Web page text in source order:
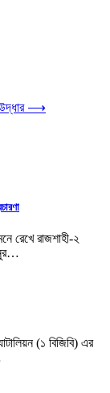
⟶
রেখে রাজশাহী-২
(১ বিজিবি) এর